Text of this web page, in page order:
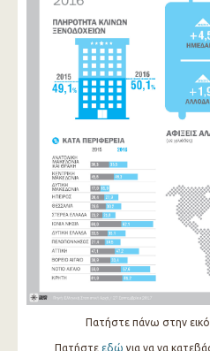
Πατήστε πάνω στην
Πατήστε εδώ για να να